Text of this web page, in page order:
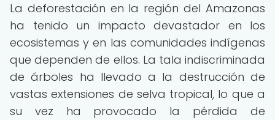
La deforestación en la región del Amazonas
ha tenido un impacto devastador en los
ecosistemas y en las comunidades indígenas
que dependen de ellos. La tala indiscriminada
de árboles ha llevado a la destrucción de
vastas extensiones de selva tropical, lo que a
su vez ha provocado la pérdida de